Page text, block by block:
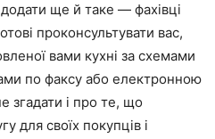
ще й таке — фахівці
проконсультувати вас,
вами кухні за схемами
по факсу або електронною
і про те, що
для своїх покупців і